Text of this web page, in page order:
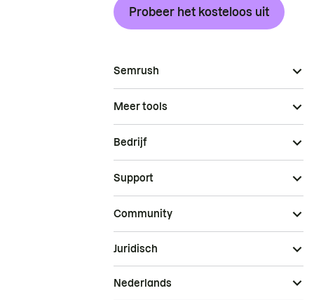
Probeer het kosteloos uit
Semrush
Meer tools
Bedrijf
Support
Community
Juridisch
Nederlands